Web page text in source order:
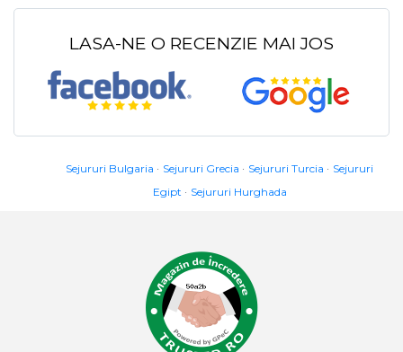
LASA-NE O RECENZIE MAI JOS
Sejururi Bulgaria Sejururi Grecia Sejururi Turcia
Sejururi
Egipt
Sejururi Hurghada